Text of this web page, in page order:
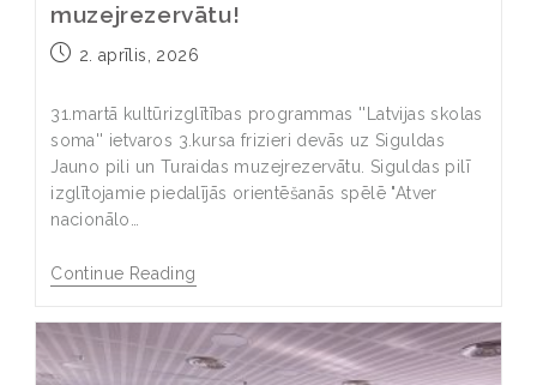
muzejrezervātu!
2. aprīlis, 2026
31.martā kultūrizglītības programmas ''Latvijas skolas
soma'' ietvaros 3.kursa frizieri devās uz Siguldas
Jauno pili un Turaidas muzejrezervātu. Siguldas pilī
izglītojamie piedalījās orientēšanās spēlē "Atver
nacionālo…
Continue Reading